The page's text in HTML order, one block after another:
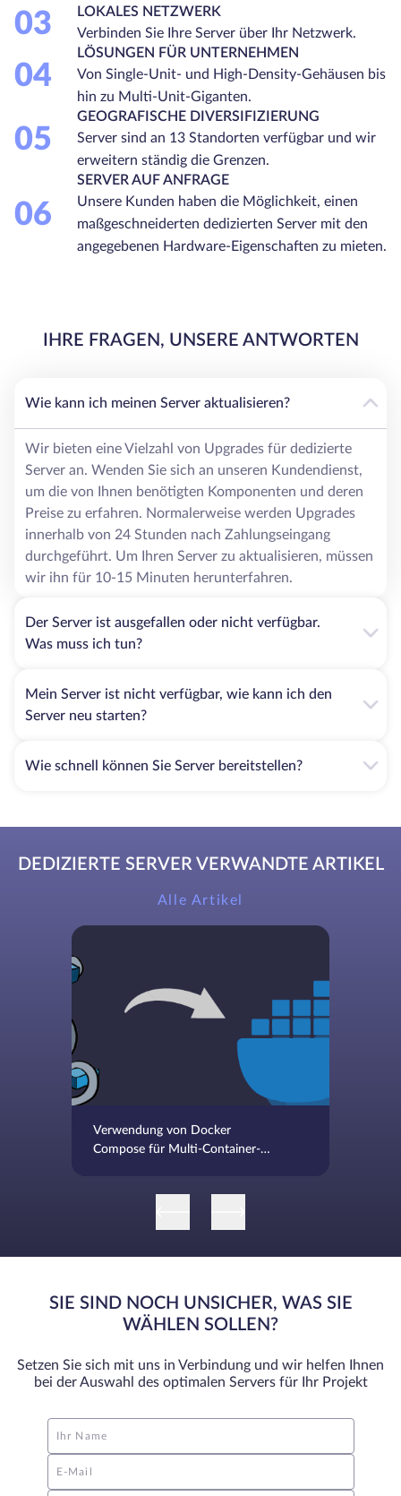
03
LOKALES NETZWERK
Verbinden Sie Ihre Server über Ihr Netzwerk.
04
LÖSUNGEN FÜR UNTERNEHMEN
Von Single-Unit- und High-Density-Gehäusen bis
hin zu Multi-Unit-Giganten.
05
GEOGRAFISCHE DIVERSIFIZIERUNG
Server sind an 13 Standorten verfügbar und wir
erweitern ständig die Grenzen.
06
SERVER AUF ANFRAGE
Unsere Kunden haben die Möglichkeit, einen
maßgeschneiderten dedizierten Server mit den
angegebenen Hardware-Eigenschaften zu mieten.
IHRE FRAGEN, UNSERE ANTWORTEN
Wie kann ich meinen Server aktualisieren?
Wir bieten eine Vielzahl von Upgrades für dedizierte
Server an. Wenden Sie sich an unseren Kundendienst,
um die von Ihnen benötigten Komponenten und deren
Preise zu erfahren. Normalerweise werden Upgrades
innerhalb von 24 Stunden nach Zahlungseingang
durchgeführt. Um Ihren Server zu aktualisieren, müssen
wir ihn für 10-15 Minuten herunterfahren.
Der Server ist ausgefallen oder nicht verfügbar.
Was muss ich tun?
Mein Server ist nicht verfügbar, wie kann ich den
Server neu starten?
Wie schnell können Sie Server bereitstellen?
DEDIZIERTE SERVER VERWANDTE ARTIKEL
Alle Artikel
Verwendung von Docker
Compose für Multi-Container-
SIE SIND NOCH UNSICHER, WAS SIE
WÄHLEN SOLLEN?
Setzen Sie sich mit uns in Verbindung und wir helfen Ihnen
bei der Auswahl des optimalen Servers für Ihr Projekt
Ihr Name
E-Mail